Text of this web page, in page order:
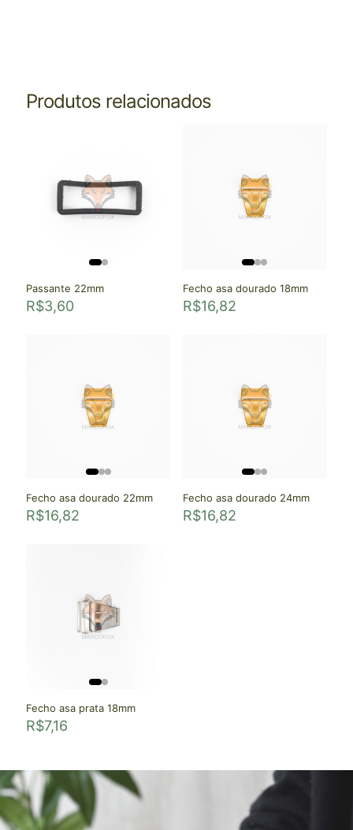
Produtos relacionados
Passante 22mm
R$3,60
Fecho asa dourado 18mm
R$16,82
Fecho asa dourado 22mm
R$16,82
Fecho asa dourado 24mm
R$16,82
Fecho asa prata 18mm
R$7,16